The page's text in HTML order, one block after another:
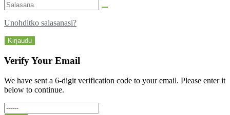
Unohditko salasanasi?
Kirjaudu
Verify Your Email
We have sent a 6-digit verification code to your email. Please enter it
below to continue.